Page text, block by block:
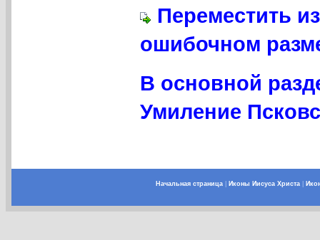
Переместить
ошибочном
В основной
Умиление
Начальная страница| Иконы Иисуса Христа|